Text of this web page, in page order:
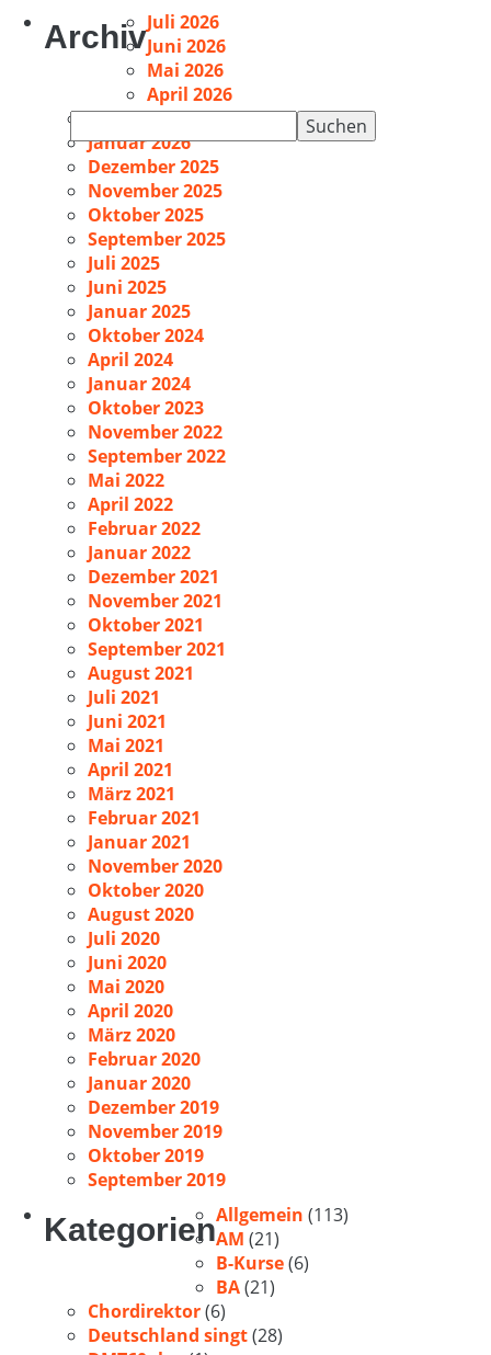
Suchen
nach:
ArchivJuli 2026
Juni 2026
Mai 2026
April 2026
Februar 2026
Januar 2026
Dezember 2025
November 2025
Oktober 2025
September 2025
Juli 2025
Juni 2025
Januar 2025
Oktober 2024
April 2024
Januar 2024
Oktober 2023
November 2022
September 2022
Mai 2022
April 2022
Februar 2022
Januar 2022
Dezember 2021
November 2021
Oktober 2021
September 2021
August 2021
Juli 2021
Juni 2021
Mai 2021
April 2021
März 2021
Februar 2021
Januar 2021
November 2020
Oktober 2020
August 2020
Juli 2020
Juni 2020
Mai 2020
April 2020
März 2020
Februar 2020
Januar 2020
Dezember 2019
November 2019
Oktober 2019
September 2019
KategorienAllgemein (113)
AM (21)
B-Kurse(6)
BA(21)
Chordirektor(6)
Deutschland singt(28)